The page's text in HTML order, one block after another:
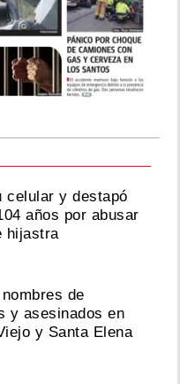
celular y destapó
años por abusar
hijastra
de
y asesinados en
y Santa Elena